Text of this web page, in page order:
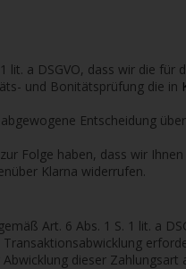
a DSGVO, dass wir die für
und Bonitätsprüfung die in
Entscheidung
Folge haben, dass wir
Klarna widerrufen.
Art. 6 Abs. 1 S. 1 lit. a
dieser Zahlungsart